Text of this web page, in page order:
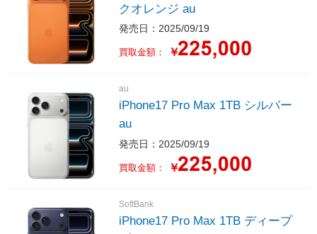
クオレンジ au
発売日：2025/09/19
買取金額： ￥
au
iPhone17 Pro Max 1TB シルバー
au
発売日：2025/09/19
買取金額： ￥
SoftBank
iPhone17 Pro Max 1TB ディープ